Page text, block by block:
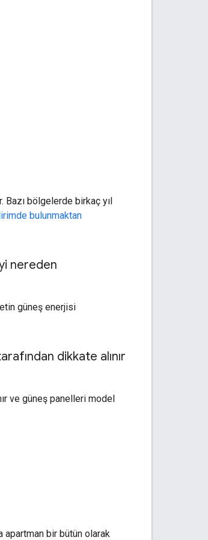
bölgelerde birkaç yıl
bulunmaktan
nereden
güneş enerjisi
dikkate alınır
ve güneş panelleri model
apartman bir bütün olarak